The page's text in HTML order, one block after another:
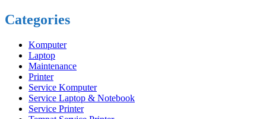
Categories
Komputer
Laptop
Maintenance
Printer
Service Komputer
Service Laptop & Notebook
Service Printer